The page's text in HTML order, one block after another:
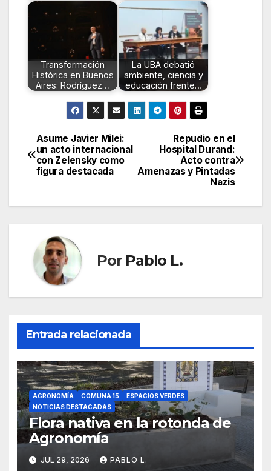
Transformación
Histórica en Buenos
Aires: Rodríguez…
La UBA debatió
ambiente, ciencia y
educación frente…
Navegación
de
Repudio en el
Hospital Durand:
Acto contra
Amenazas y Pintadas
Nazis
Asume Javier Milei:
un acto internacional
con Zelensky como
figura destacada
Por Pablo L.
Entrada relacionada
AGRONOMÍA COMUNA 15
ESPACIOS VERDES
NOTICIAS DESTACADAS
Flora nativa en la rotonda de
Agronomía
JUL 29, 2026 PABLO L.